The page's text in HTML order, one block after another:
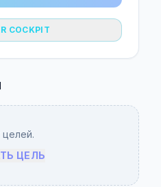
COCKPIT
ЦЕЛЬ